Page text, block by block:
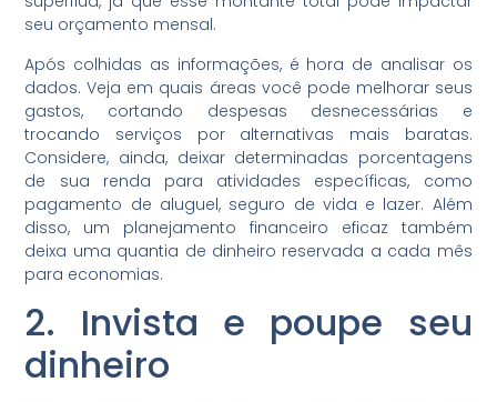
seu orçamento mensal.
Após colhidas as informações, é hora de analisar os
dados. Veja em quais áreas você pode melhorar seus
gastos, cortando despesas desnecessárias e
trocando serviços por alternativas mais baratas.
Considere, ainda, deixar determinadas porcentagens
de sua renda para atividades específicas, como
pagamento de aluguel, seguro de vida e lazer. Além
disso, um planejamento financeiro eficaz também
deixa uma quantia de dinheiro reservada a cada mês
para economias.
2. Invista e poupe seu
dinheiro